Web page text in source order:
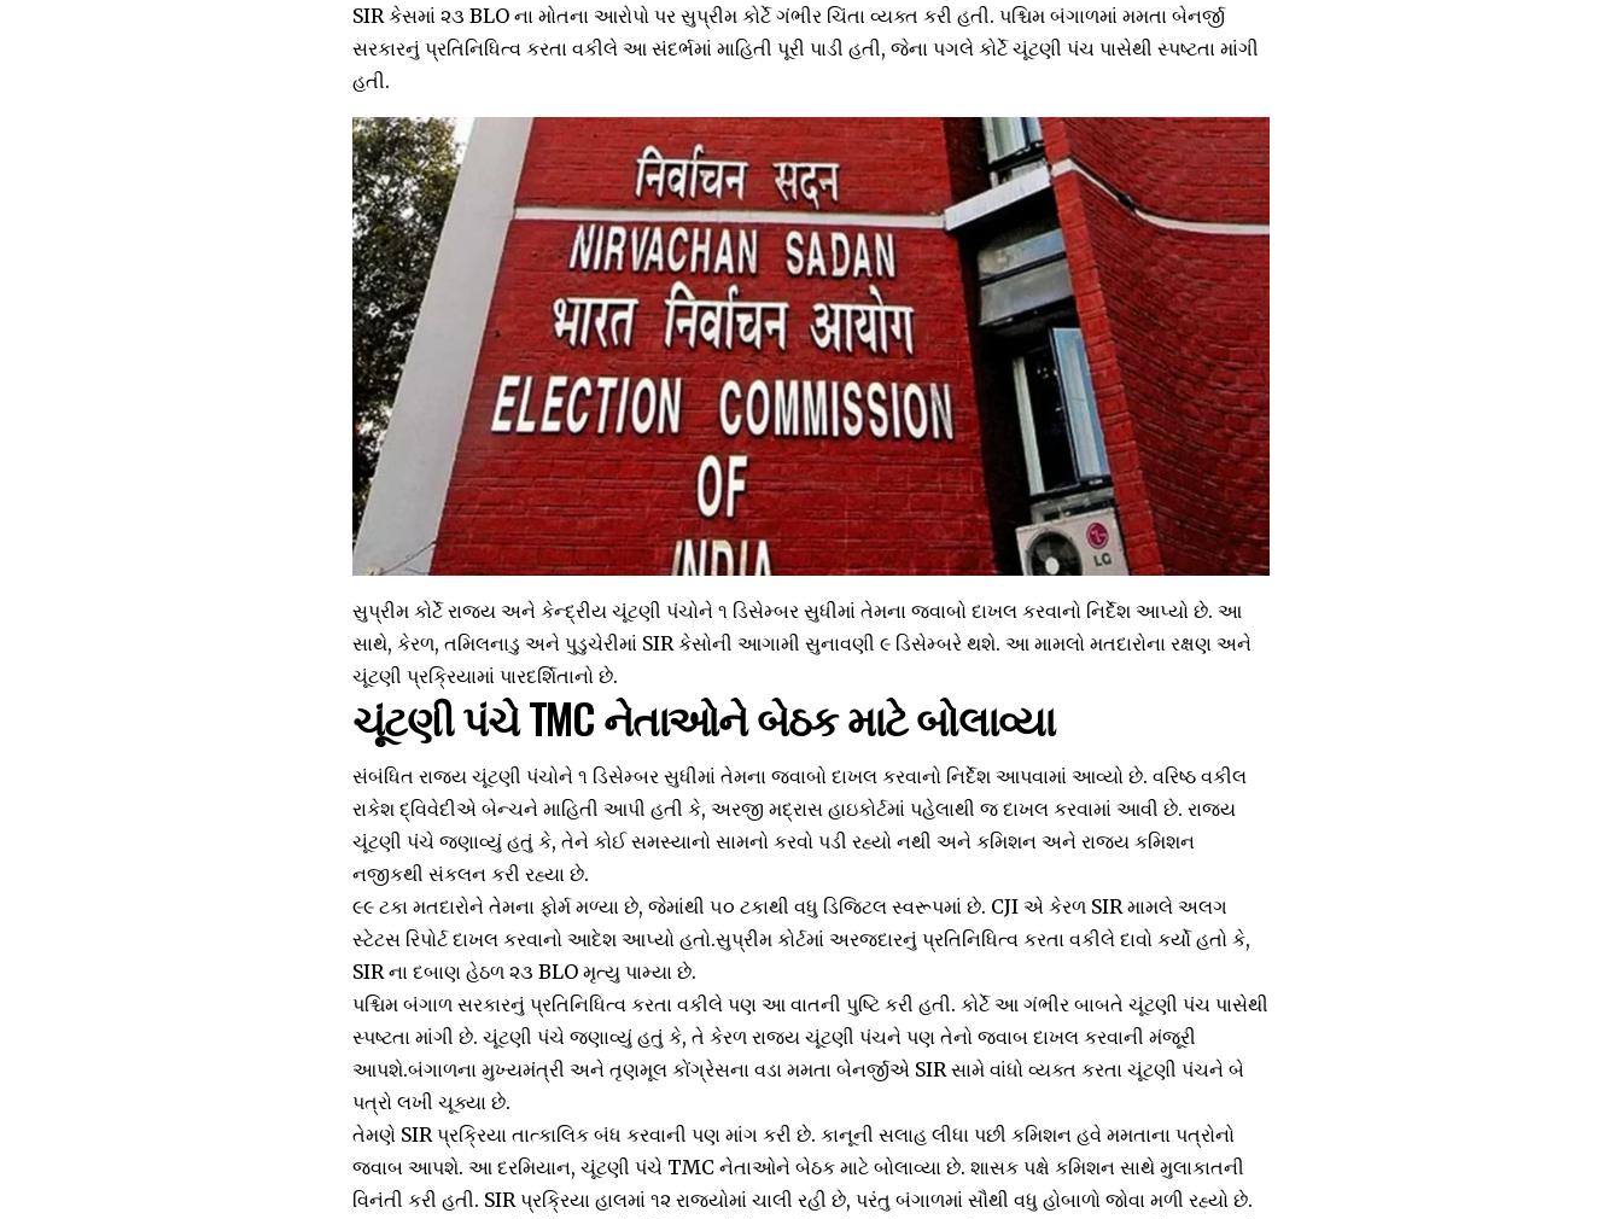
SIR કેસમાં ૨૩ BLO ના મોતના આરોપો પર સુપ્રીમ કોર્ટે ગંભીર ચિંતા વ્યક્ત કરી હતી. પશ્ચિમ બંગાળમાં મમતા બેનર્જી
સરકારનું પ્રતિનિધિત્વ કરતા વકીલે આ સંદર્ભમાં માહિતી પૂરી પાડી હતી, જેના પગલે કોર્ટે ચૂંટણી પંચ પાસેથી સ્પષ્ટતા માંગી
હતી.
સુપ્રીમ કોર્ટે રાજ્ય અને કેન્દ્રીય ચૂંટણી પંચોને ૧ ડિસેમ્બર સુધીમાં તેમના જવાબો દાખલ કરવાનો નિર્દેશ આપ્યો છે. આ
સાથે, કેરળ, તમિલનાડુ અને પુડુચેરીમાં SIR કેસોની આગામી સુનાવણી ૯ ડિસેમ્બરે થશે. આ મામલો મતદારોના રક્ષણ અને
ચૂંટણી પ્રક્રિયામાં પારદર્શિતાનો છે.
ચૂંટણી પંચે TMC નેતાઓને બેઠક માટે બોલાવ્યા
સંબંધિત રાજ્ય ચૂંટણી પંચોને ૧ ડિસેમ્બર સુધીમાં તેમના જવાબો દાખલ કરવાનો નિર્દેશ આપવામાં આવ્યો છે. વરિષ્ઠ વકીલ
રાકેશ દ્વિવેદીએ બેન્ચને માહિતી આપી હતી કે, અરજી મદ્રાસ હાઇકોર્ટમાં પહેલાથી જ દાખલ કરવામાં આવી છે. રાજ્ય
ચૂંટણી પંચે જણાવ્યું હતું કે, તેને કોઈ સમસ્યાનો સામનો કરવો પડી રહ્યો નથી અને કમિશન અને રાજ્ય કમિશન
નજીકથી સંકલન કરી રહ્યા છે.
૯૯ ટકા મતદારોને તેમના ફોર્મ મળ્યા છે, જેમાંથી ૫૦ ટકાથી વધુ ડિજિટલ સ્વરૂપમાં છે. CJI એ કેરળ SIR મામલે અલગ
સ્ટેટસ રિપોર્ટ દાખલ કરવાનો આદેશ આપ્યો હતો.સુપ્રીમ કોર્ટમાં અરજદારનું પ્રતિનિધિત્વ કરતા વકીલે દાવો કર્યો હતો કે,
SIR ના દબાણ હેઠળ ૨૩ BLO મૃત્યુ પામ્યા છે.
પશ્ચિમ બંગાળ સરકારનું પ્રતિનિધિત્વ કરતા વકીલે પણ આ વાતની પુષ્ટિ કરી હતી. કોર્ટે આ ગંભીર બાબતે ચૂંટણી પંચ પાસેથી
સ્પષ્ટતા માંગી છે. ચૂંટણી પંચે જણાવ્યું હતું કે, તે કેરળ રાજ્ય ચૂંટણી પંચને પણ તેનો જવાબ દાખલ કરવાની મંજૂરી
આપશે.બંગાળના મુખ્યમંત્રી અને તૃણમૂલ કોંગ્રેસના વડા મમતા બેનર્જીએ SIR સામે વાંધો વ્યક્ત કરતા ચૂંટણી પંચને બે
પત્રો લખી ચૂક્યા છે.
તેમણે SIR પ્રક્રિયા તાત્કાલિક બંધ કરવાની પણ માંગ કરી છે. કાનૂની સલાહ લીધા પછી કમિશન હવે મમતાના પત્રોનો
જવાબ આપશે. આ દરમિયાન, ચૂંટણી પંચે TMC નેતાઓને બેઠક માટે બોલાવ્યા છે. શાસક પક્ષે કમિશન સાથે મુલાકાતની
વિનંતી કરી હતી. SIR પ્રક્રિયા હાલમાં ૧૨ રાજ્યોમાં ચાલી રહી છે, પરંતુ બંગાળમાં સૌથી વધુ હોબાળો જોવા મળી રહ્યો છે.